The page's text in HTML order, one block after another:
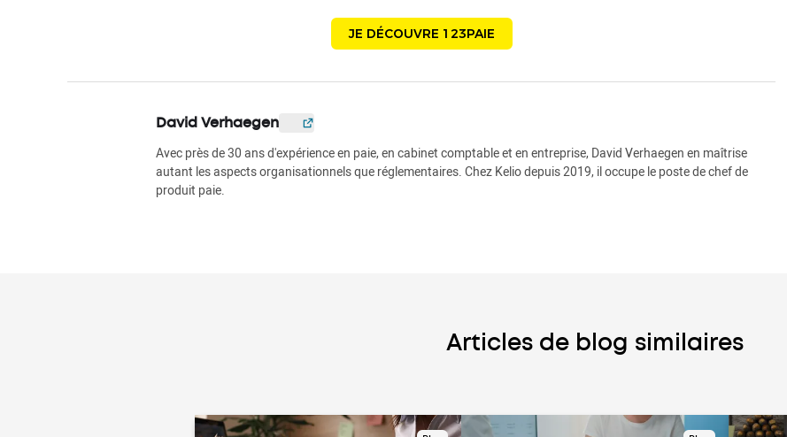
JE DÉCOUVRE 123PAIE
David Verhaegen
Avec près de 30 ans d'expérience en paie, en cabinet comptable et en entreprise, David Verhaegen en maîtrise
autant les aspects organisationnels que réglementaires. Chez Kelio depuis 2019, il occupe le poste de chef de
produit paie.
Articles de blog similaires